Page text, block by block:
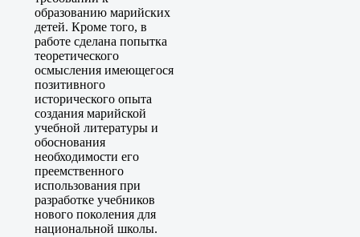
образованию марийских
детей. Кроме того, в
работе сделана попытка
теоретического
осмысления имеющегося
позитивного
исторического опыта
создания марийской
учебной литературы и
обоснования
необходимости его
преемственного
использования при
разработке учебников
нового поколения для
национальной школы.